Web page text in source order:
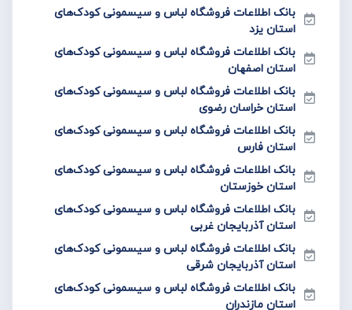
بانک اطلاعات فروشگاه لباس و سیسمونی کودک‌های
استان یزد
بانک اطلاعات فروشگاه لباس و سیسمونی کودک‌های
استان اصفهان
بانک اطلاعات فروشگاه لباس و سیسمونی کودک‌های
استان خراسان رضوی
بانک اطلاعات فروشگاه لباس و سیسمونی کودک‌های
استان فارس
بانک اطلاعات فروشگاه لباس و سیسمونی کودک‌های
استان خوزستان
بانک اطلاعات فروشگاه لباس و سیسمونی کودک‌های
استان آذربایجان غربی
بانک اطلاعات فروشگاه لباس و سیسمونی کودک‌های
استان آذربایجان شرقی
بانک اطلاعات فروشگاه لباس و سیسمونی کودک‌های
استان مازندران